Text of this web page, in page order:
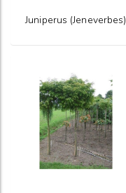
Juniperus (Jeneverbes)